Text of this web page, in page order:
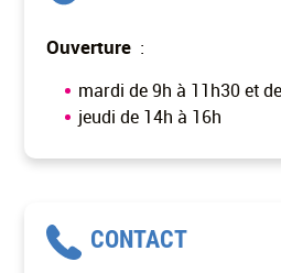
Ouverture :
mardi de 9h à 11h30 et
jeudi de 14h à 16h
CONTACT